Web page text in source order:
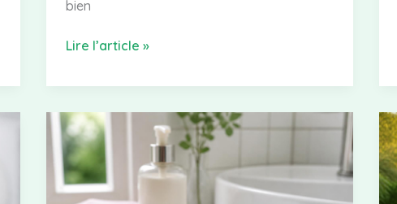
bien
Phlébite
:
reconnaître
une
douleur
au
Lire l’article »